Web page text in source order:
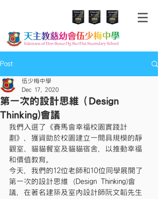
Post
第一次的設計思維（Design
Thinking)會議
伍少梅中學
Dec 17, 2020
我們入選了《賽馬會幸福校園實踐計
劃》，獲資助於校園建立一間具規模的靜
觀室、貓貓餐室及貓貓宿舍，以推動幸福
和價值教育。
今天，我們的12位老師和10位同學展開了
第一次的設計思維（Design Thinking)會
議，在著名建築及室內設計師阮文韜先生